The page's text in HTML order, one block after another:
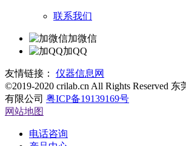
联系我们
加微信
加QQ
友情链接： 仪器信息网
©2019-2020 crilab.cn All Rights Reserved
有限公司 粤ICP备19139169号
网站地图
电话咨询